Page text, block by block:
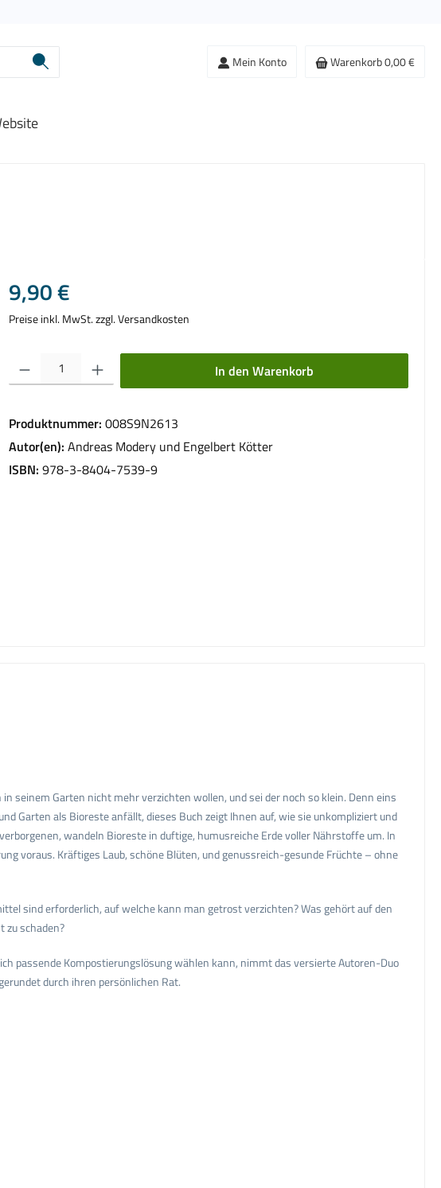
Mein Konto Warenkorb0,00 €
Regulärer Preis:
9,90 €
Preise inkl. MwSt. zzgl. Versandkosten
Produkt Anzahl: Gib den gewünschten Wert ein oder benutze die Schaltflächen um die
In den Warenkorb
Produktnummer: 008S9N2613
Autor(en): Andreas Modery und Engelbert Kötter
ISBN: 978-3-8404-7539-9
seinem Garten nicht mehr verzichten wollen, und sei der noch so klein. Denn eins
Garten als Bioreste anfällt, dieses Buch zeigt Ihnen auf, wie sie unkompliziert und
wandeln Bioreste in duftige, humusreiche Erde voller Nährstoffe um. In
voraus. Kräftiges Laub, schöne Blüten, und genussreich-gesunde Früchte – ohne
sind erforderlich, auf welche kann man getrost verzichten? Was gehört auf den
zu schaden?
passende Kompostierungslösung wählen kann, nimmt das versierte Autoren-Duo
durch ihren persönlichen Rat.